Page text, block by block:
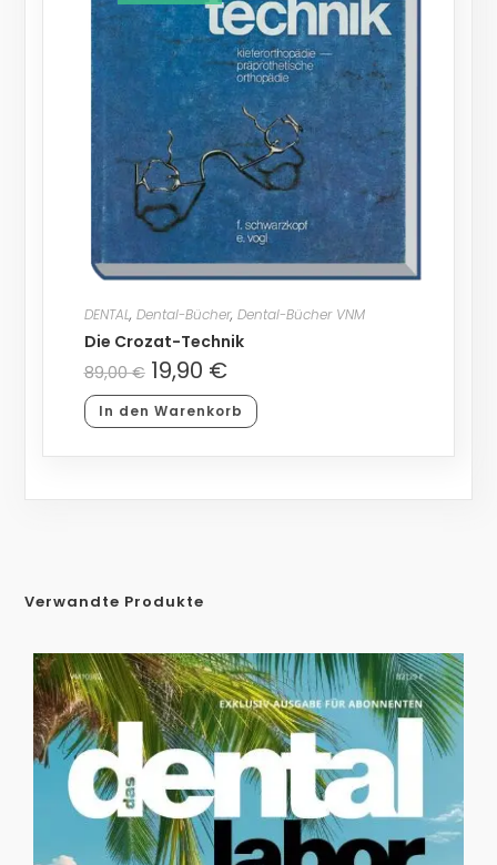
DENTAL, Dental-Bücher, Dental-Bücher VNM
Die Crozat-Technik
89,00€ 19,90 €
In den Warenkorb
Verwandte Produkte